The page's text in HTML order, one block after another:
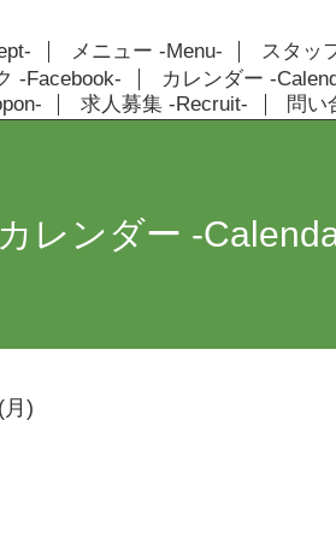
メニュー -Menu- スタッ
-Facebook- カレンダー -
求人募集 -Recruit- 問い
カレンダー -
)